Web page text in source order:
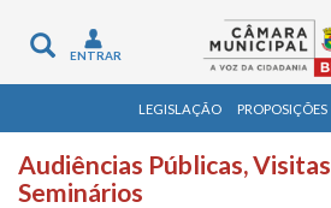
Toggle
navigation
ENTRAR
LEGISLAÇÃO PROPOSIÇÕES
Audiências Públicas,
Seminários